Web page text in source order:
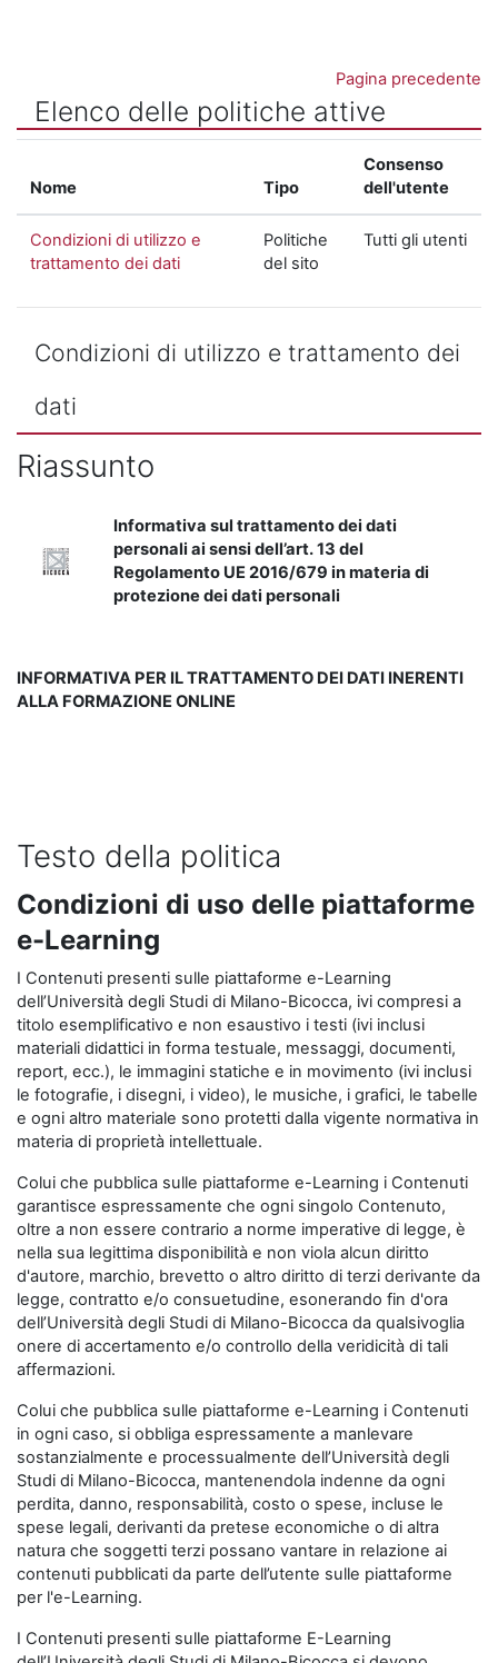
Pagina precedente
Elenco delle politiche attive
Nome Tipo
Consenso
dell'utente
Condizioni di utilizzo e
trattamento dei dati
Politiche
del sito
Tutti gli utenti
Condizioni di utilizzo e trattamento dei
dati
Riassunto
Informativa sul trattamento dei dati
personali ai sensi dell’art. 13 del
Regolamento UE 2016/679 in materia di
protezione dei dati personali
INFORMATIVA PER IL TRATTAMENTO DEI DATI INERENTI
ALLA FORMAZIONE ONLINE
Testo della politica
Condizioni di uso delle piattaforme
e-Learning
I Contenuti presenti sulle piattaforme e-Learning
dell’Università degli Studi di Milano-Bicocca, ivi compresi a
titolo esemplificativo e non esaustivo i testi (ivi inclusi
materiali didattici in forma testuale, messaggi, documenti,
report, ecc.), le immagini statiche e in movimento (ivi inclusi
le fotografie, i disegni, i video), le musiche, i grafici, le tabelle
e ogni altro materiale sono protetti dalla vigente normativa in
materia di proprietà intellettuale.
Colui che pubblica sulle piattaforme e-Learning i Contenuti
garantisce espressamente che ogni singolo Contenuto,
oltre a non essere contrario a norme imperative di legge, è
nella sua legittima disponibilità e non viola alcun diritto
d'autore, marchio, brevetto o altro diritto di terzi derivante da
legge, contratto e/o consuetudine, esonerando fin d'ora
dell’Università degli Studi di Milano-Bicocca da qualsivoglia
onere di accertamento e/o controllo della veridicità di tali
affermazioni.
Colui che pubblica sulle piattaforme e-Learning i Contenuti
in ogni caso, si obbliga espressamente a manlevare
sostanzialmente e processualmente dell’Università degli
Studi di Milano-Bicocca, mantenendola indenne da ogni
perdita, danno, responsabilità, costo o spese, incluse le
spese legali, derivanti da pretese economiche o di altra
natura che soggetti terzi possano vantare in relazione ai
contenuti pubblicati da parte dell’utente sulle piattaforme
per l'e-Learning.
I Contenuti presenti sulle piattaforme E-Learning